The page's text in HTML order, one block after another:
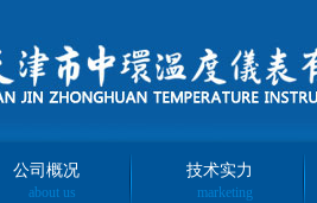
公司概况
about us
技术实力
marketing